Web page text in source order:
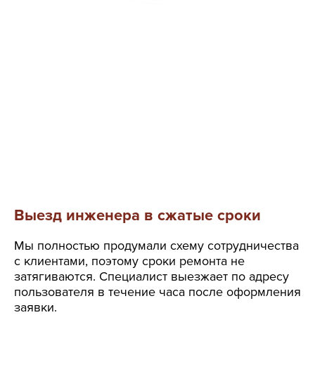
Выезд инженера в сжатые сроки
Мы полностью продумали схему сотрудничества
с клиентами, поэтому сроки ремонта не
затягиваются. Специалист выезжает по адресу
пользователя в течение часа после оформления
заявки.